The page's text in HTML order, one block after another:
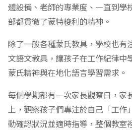
體設備、老師的專業度、一直到學
部都貫徹了蒙特梭利的精神。
除了一般各種蒙氏教具，學校也有
文語文教具，讓孩子在工作紀律中
蒙氏精神與在地化語言學習需求。
每個學期都有一次家長觀察日，家
上，觀察孩子們專注於自己「工作
動確認狀況並適時指導，整個教室